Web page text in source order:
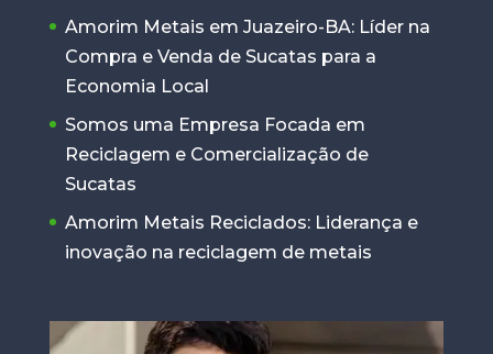
Amorim Metais em Juazeiro-BA: Líder na
Compra e Venda de Sucatas para a
Economia Local
Somos uma Empresa Focada em
Reciclagem e Comercialização de
Sucatas
Amorim Metais Reciclados: Liderança e
inovação na reciclagem de metais